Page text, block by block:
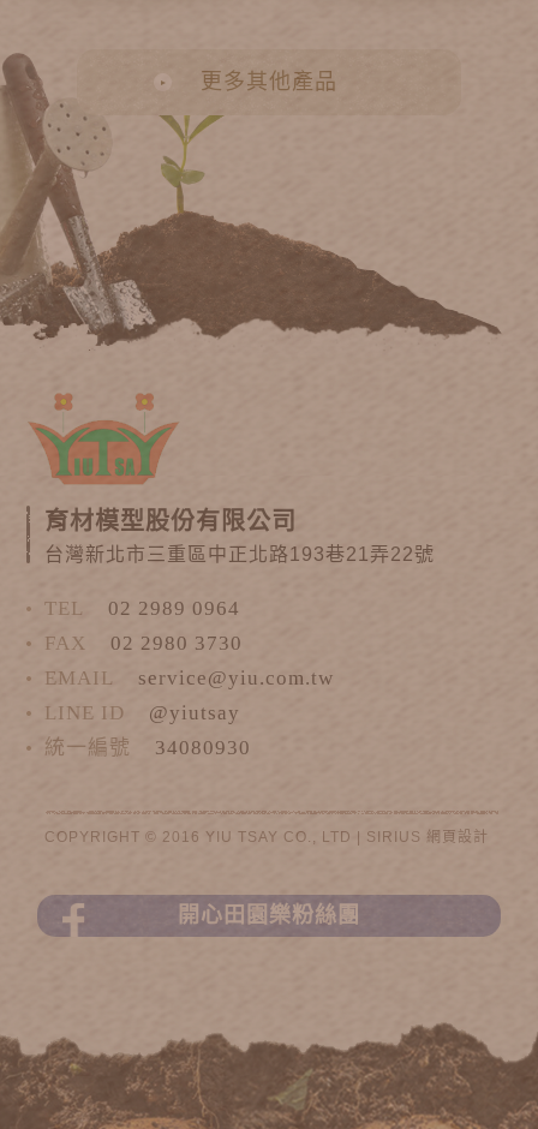
更多其他產品
育材模型股份有限公司
台灣新北市三重區中正北路193巷21弄22號
TEL
02 2989 0964
FAX
02 2980 3730
EMAIL
service@yiu.com.tw
LINE ID
@yiutsay
統一編號
34080930
COPYRIGHT © 2016 YIU TSAY CO., LTD | SIRIUS 網頁設計
開心田園樂粉絲團